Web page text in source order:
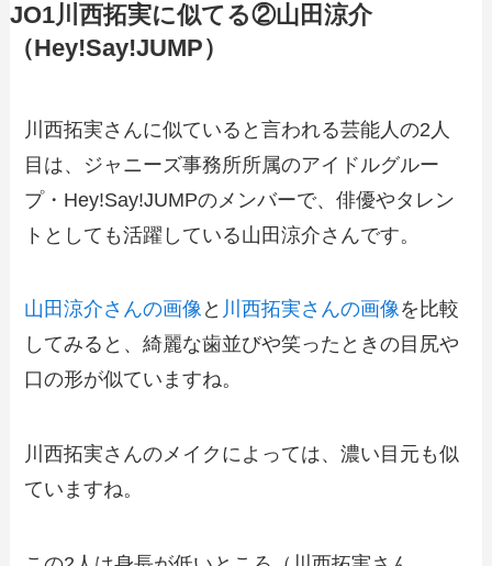
JO1川西拓実に似てる②山田涼介
（Hey!Say!JUMP）
川西拓実さんに似ていると言われる芸能人の2人
目は、ジャニーズ事務所所属のアイドルグルー
プ・Hey!Say!JUMPのメンバーで、俳優やタレン
トとしても活躍している山田涼介さんです。
山田涼介さんの画像 と 川西拓実さんの画像を比較
してみると、綺麗な歯並びや笑ったときの目尻や
口の形が似ていますね。
川西拓実さんのメイクによっては、濃い目元も似
ていますね。